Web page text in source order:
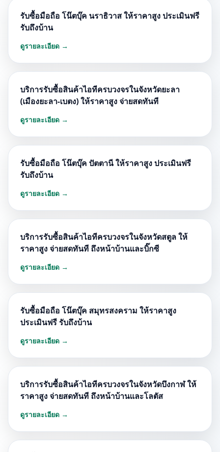
รับซื้อมือถือ โน๊ตบุ๊ค นราธิวาส ให้ราคาสูง ประเมินฟรี
รับถึงบ้าน
ดูรายละเอียด →
บริการรับซื้อสินค้าไอทีครบวงจรในจังหวัดยะลา
(เมืองยะลา-เบตง) ให้ราคาสูง จ่ายสดทันที
ดูรายละเอียด →
รับซื้อมือถือ โน๊ตบุ๊ค ปัตตานี ให้ราคาสูง ประเมินฟรี
รับถึงบ้าน
ดูรายละเอียด →
บริการรับซื้อสินค้าไอทีครบวงจรในจังหวัดสตูล ให้
ราคาสูง จ่ายสดทันที ถึงหน้าบ้านและบิ๊กซี
ดูรายละเอียด →
รับซื้อมือถือ โน๊ตบุ๊ค สมุทรสงคราม ให้ราคาสูง
ประเมินฟรี รับถึงบ้าน
ดูรายละเอียด →
บริการรับซื้อสินค้าไอทีครบวงจรในจังหวัดบึงกาฬ ให้
ราคาสูง จ่ายสดทันที ถึงหน้าบ้านและโลตัส
ดูรายละเอียด →